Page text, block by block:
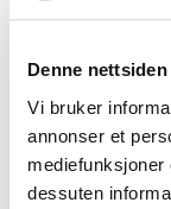
Denne
Vi bruker
annonser et
dessuten
Overflate:
Vekt pr. stk.:
Tilkjøp